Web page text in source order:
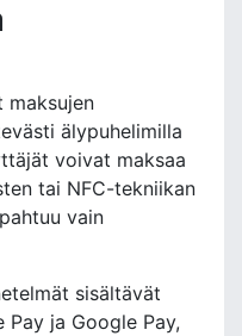
maksujen
älypuhelimilla
voivat maksaa
tai NFC-tekniikan
vain
sisältävät
ja Google Pay,